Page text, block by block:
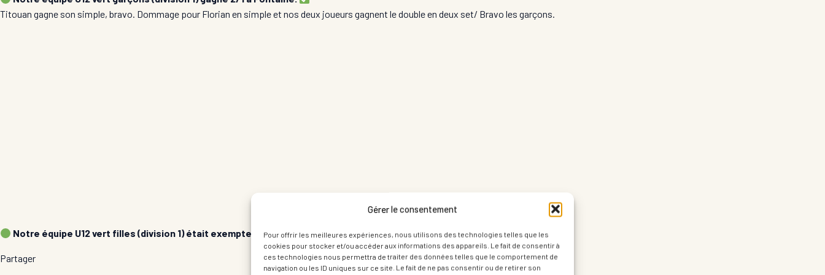
Gérer le consentement
Pour offrir les meilleures expériences, nous utilisons des technologies telles que les
cookies pour stocker et/ou accéder aux informations des appareils. Le fait de consentir à
ces technologies nous permettra de traiter des données telles que le comportement de
navigation ou les ID uniques sur ce site. Le fait de ne pas consentir ou de retirer son
Titouan gagne son simple, bravo. Dommage pour Florian en simple et nos deux joueurs gagnent le double en deux set/ Bravo les garçons.
Notre équipe U12 vert filles (division 1) était exempte.
Partager